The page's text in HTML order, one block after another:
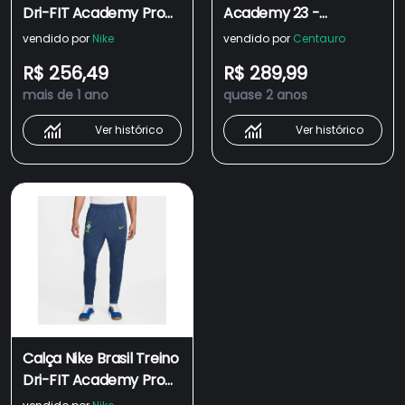
Dri-FIT Academy Pro
Masculina
vendido por Nike
R$ 256,49
mais de 1 ano
Ver histórico
Academy 23 -
Masculina
vendido por Centauro
R$ 289,99
quase 2 anos
Ver histórico
Calça Nike Brasil Treino
Dri-FIT Academy Pro